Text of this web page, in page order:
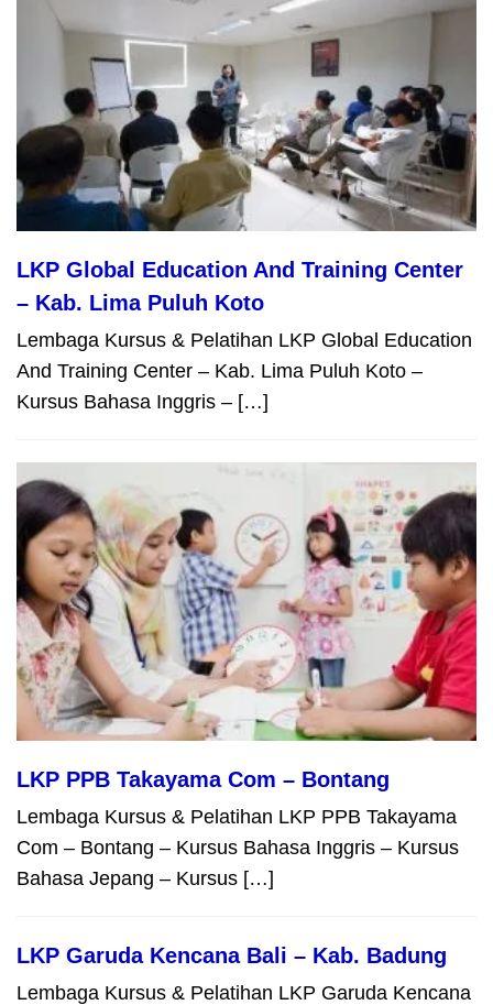
LKP Global Education And Training Center
– Kab. Lima Puluh Koto
Lembaga Kursus & Pelatihan LKP Global Education
And Training Center – Kab. Lima Puluh Koto –
Kursus Bahasa Inggris – […]
LKP PPB Takayama Com – Bontang
Lembaga Kursus & Pelatihan LKP PPB Takayama
Com – Bontang – Kursus Bahasa Inggris – Kursus
Bahasa Jepang – Kursus […]
LKP Garuda Kencana Bali – Kab. Badung
Lembaga Kursus & Pelatihan LKP Garuda Kencana